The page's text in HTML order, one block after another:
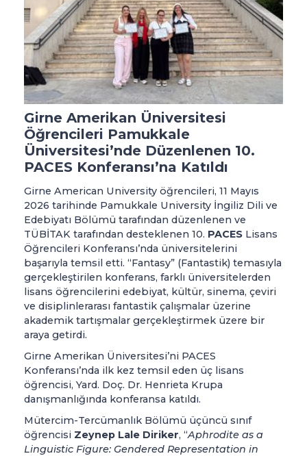
Girne Amerikan Üniversitesi
Öğrencileri Pamukkale
Üniversitesi’nde Düzenlenen 10.
PACES Konferansı’na Katıldı
Girne American University öğrencileri, 11 Mayıs
2026 tarihinde Pamukkale University İngiliz Dili ve
Edebiyatı Bölümü tarafından düzenlenen ve
TÜBİTAK tarafından desteklenen 10. PACES Lisans
Öğrencileri Konferansı’nda üniversitelerini
başarıyla temsil etti. “Fantasy” (Fantastik) temasıyla
gerçekleştirilen konferans, farklı üniversitelerden
lisans öğrencilerini edebiyat, kültür, sinema, çeviri
ve disiplinlerarası fantastik çalışmalar üzerine
akademik tartışmalar gerçekleştirmek üzere bir
araya getirdi.
Girne Amerikan Üniversitesi’ni PACES
Konferansı’nda ilk kez temsil eden üç lisans
öğrencisi, Yard. Doç. Dr. Henrieta Krupa
danışmanlığında konferansa katıldı.
Mütercim-Tercümanlık Bölümü üçüncü sınıf
öğrencisi Zeynep Lale Diriker, “Aphrodite as a
Linguistic Figure: Gendered Representation in